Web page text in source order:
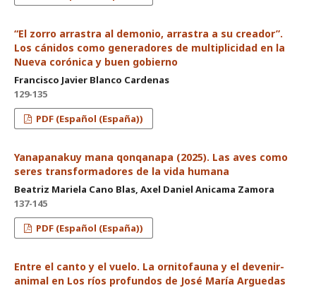
“El zorro arrastra al demonio, arrastra a su creador”.
Los cánidos como generadores de multiplicidad en la
Nueva corónica y buen gobierno
Francisco Javier Blanco Cardenas
129-135
PDF (Español (España))
Yanapanakuy mana qonqanapa (2025). Las aves como
seres transformadores de la vida humana
Beatriz Mariela Cano Blas, Axel Daniel Anicama Zamora
137-145
PDF (Español (España))
Entre el canto y el vuelo. La ornitofauna y el devenir-
animal en Los ríos profundos de José María Arguedas